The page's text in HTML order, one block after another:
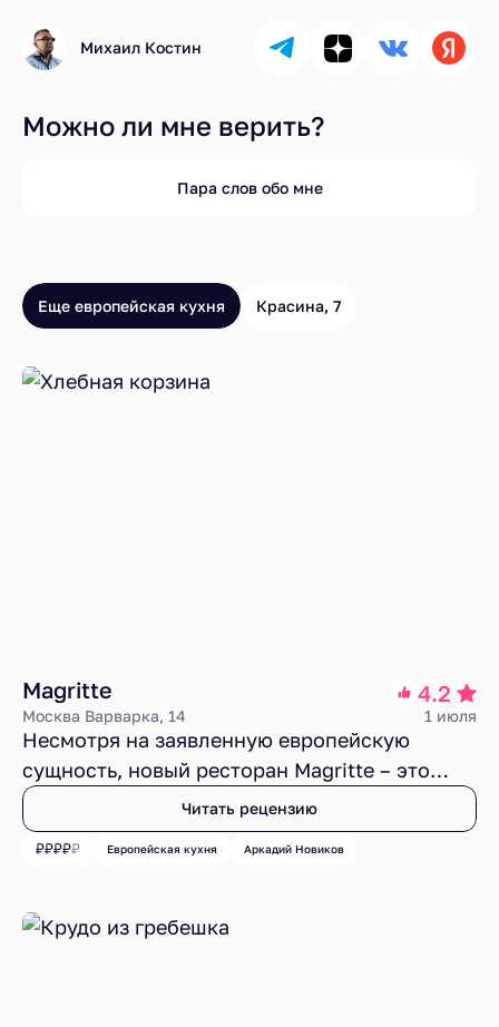
Можно ли мне верить?
Пара слов обо мне
Михаил Костин
Еще европейская кухня Красина, 7
Magritte 4.2
Москва Варварка, 14 1 июля
Несмотря на заявленную европейскую
сущность, новый ресторан Magritte – это
типичное дитя Москвы. В богатом интерьере
уровня бюджета маленького города, под
картинами известного сюрреалиста, гостям
Франции, но ту, что по душе именно
Читать рецензию
Европейская кухня Аркадий Новиков